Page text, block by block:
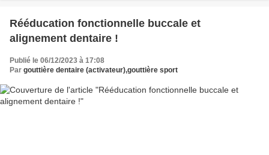
Rééducation fonctionnelle buccale et
alignement dentaire !
Publié le 06/12/2023 à 17:08
Par gouttière dentaire (activateur),gouttière sport